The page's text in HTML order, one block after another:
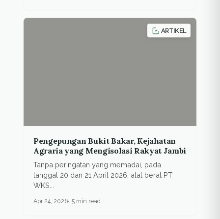
ARTIKEL
Pengepungan Bukit Bakar, Kejahatan
Agraria yang Mengisolasi Rakyat Jambi
Tanpa peringatan yang memadai, pada
tanggal 20 dan 21 April 2026, alat berat PT
WKS...
Apr 24, 2026 5 min read